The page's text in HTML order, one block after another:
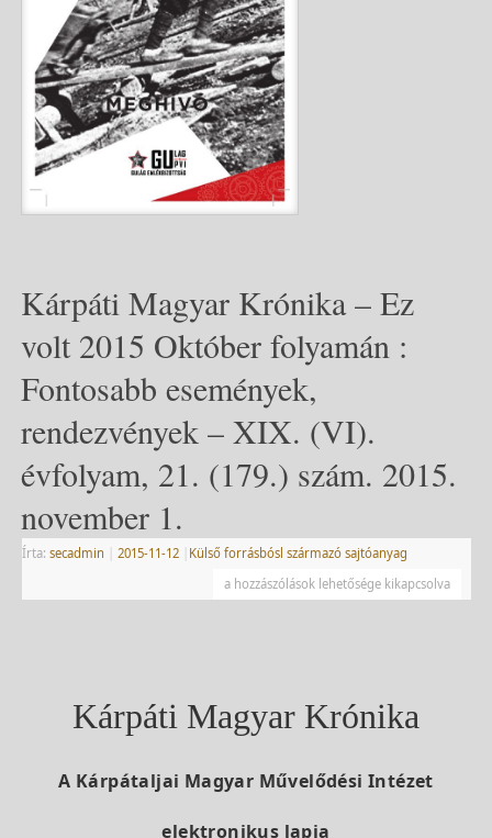
Kárpáti Magyar Krónika – Ez
volt 2015 Október folyamán :
Fontosabb események,
rendezvények – XIX. (VI).
évfolyam, 21. (179.) szám. 2015.
november 1.
Írta: secadmin 2015-11-12
Külső forrásbósl származó sajtóanyag
a hozzászólások lehetősége kikapcsolva
Kárpáti Magyar Krónika
A Kárpátaljai Magyar Művelődési Intézet
elektronikus lapja